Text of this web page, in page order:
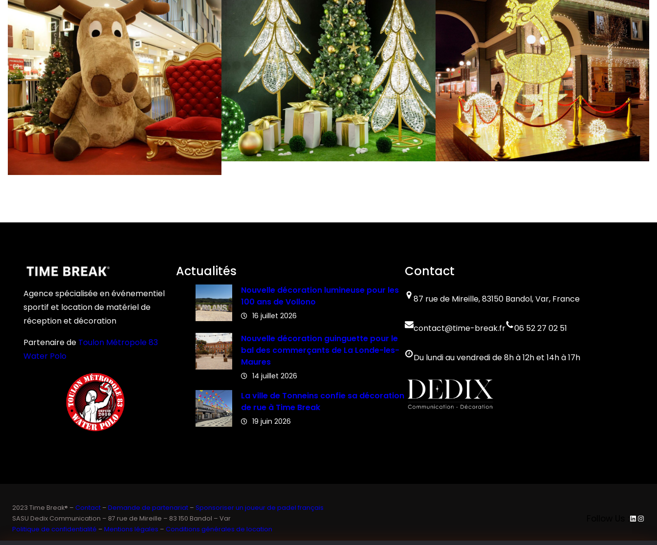
Agence spécialisée en événementiel
sportif et location de matériel de
réception et décoration
Partenaire de Toulon Métropole 83
Water Polo
Actualités
Nouvelle décoration lumineuse pour les
100 ans de Vollono
16 juillet 2026
Nouvelle décoration guinguette pour le
bal des commerçants de La Londe-les-
Maures
14 juillet 2026
La ville de Tonneins confie sa décoration
de rue à Time Break
19 juin 2026
Contact
87 rue de Mireille, 83150 Bandol, Var, France
contact@time-break.fr 06 52 27 02 51
Du lundi au vendredi de 8h à 12h et 14h à 17h
2023 Time Break® – Contact – Demande de partenariat – Sponsoriser un joueur de padel français
SASU Dedix Communication – 87 rue de Mireille – 83 150 Bandol – Var
Politique de confidentialité – Mentions légales – Conditions générales de location